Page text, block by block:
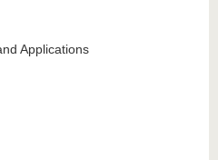
Applications